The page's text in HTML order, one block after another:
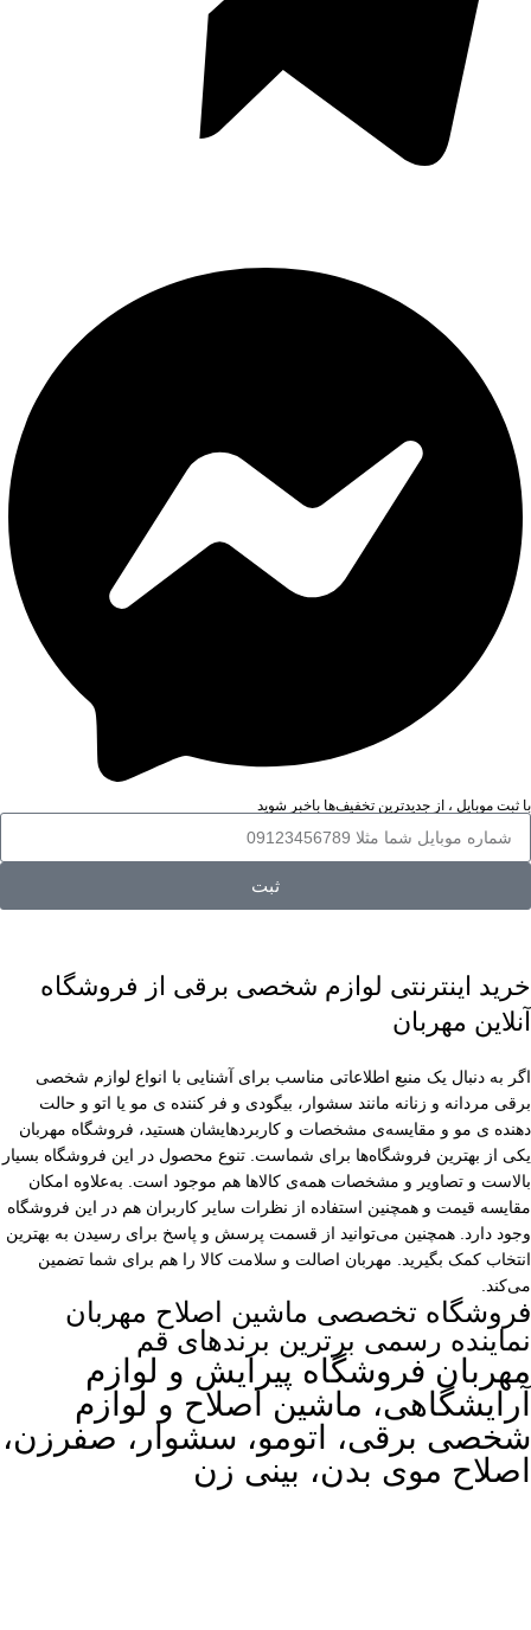
با ثبت موبایل ، از جدید‌ترین تخفیف‌ها با‌خبر شوید
ثبت
خرید اینترنتی لوازم شخصی برقی از فروشگاه
آنلاین مهربان
اگر به دنبال یک منبع اطلاعاتی مناسب برای آشنایی با انواع لوازم شخصی
برقی مردانه و زنانه مانند سشوار، بیگودی و فر کننده ی مو یا اتو و حالت
دهنده ی مو و مقایسه‌ی مشخصات و کاربردهایشان هستید، فروشگاه مهربان
یکی از بهترین فروشگاه‌ها برای شماست. تنوع محصول در این فروشگاه بسیار
بالاست و تصاویر و مشخصات همه‌ی کالاها هم موجود است. به‌علاوه امکان
مقایسه قیمت و همچنین استفاده از نظرات سایر کاربران هم در این فروشگاه
وجود دارد. همچنین می‌توانید از قسمت پرسش و پاسخ برای رسیدن به بهترین
انتخاب کمک بگیرید. مهربان اصالت و سلامت کالا را هم برای شما تضمین
می‌کند.
فروشگاه تخصصی ماشین اصلاح مهربان
نماینده رسمی برترین برندهای قم
مهربان فروشگاه پیرایش و لوازم
آرایشگاهی، ماشین اصلاح و لوازم
شخصی برقی، اتومو، سشوار، صفرزن،
اصلاح موی بدن، بینی زن